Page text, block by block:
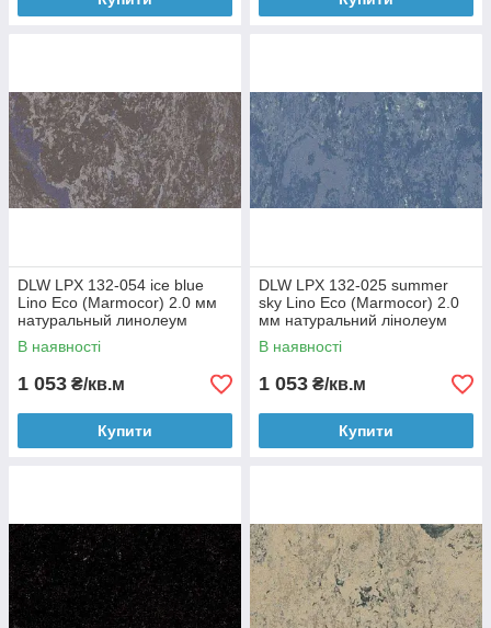
DLW LPX 132-054 ice blue
Lino Eco (Marmocor) 2.0 мм
натуральный линолеум
В наявності
1 053 ₴/кв.м
Купити
DLW LPX 132-025 summer
sky Lino Eco (Marmocor) 2.0
мм натуральний лінолеум
В наявності
1 053 ₴/кв.м
Купити